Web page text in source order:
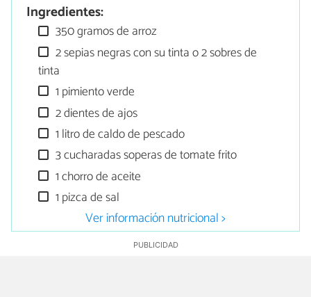
Ingredientes:
350 gramos de arroz
2 sepias negras con su tinta o 2 sobres de
tinta
1 pimiento verde
2 dientes de ajos
1 litro de caldo de pescado
3 cucharadas soperas de tomate frito
1 chorro de aceite
1 pizca de sal
Ver información nutricional >